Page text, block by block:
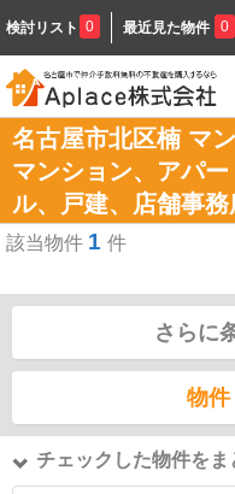
検討リスト 0 最近見た物件 0
名古屋市北区楠 マ
マンション、アパ
ル、戸建、店舗事
該当物件 1 件
さらに
物件
チェックした物件をま